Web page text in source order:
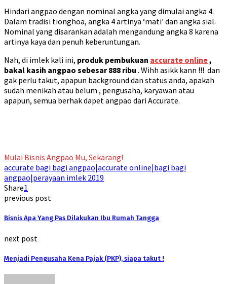
Hindari angpao dengan nominal angka yang dimulai angka 4.
Dalam tradisi tionghoa, angka 4 artinya ‘mati’ dan angka sial.
Nominal yang disarankan adalah mengandung angka 8 karena
artinya kaya dan penuh keberuntungan.
Nah, di imlek kali ini, produk pembukuan accurate online,
bakal kasih angpao sebesar 888 ribu . Wihh asikk kann !!! dan
gak perlu takut, apapun background dan status anda, apakah
sudah menikah atau belum , pengusaha, karyawan atau
apapun, semua berhak dapet angpao dari Accurate.
Mulai Bisnis Angpao Mu, Sekarang!
accurate bagi bagi angpao|accurate online|bagi bagi
angpao|perayaan imlek 2019
Share1
previous post
Bisnis Apa Yang Pas Dilakukan Ibu Rumah Tangga
next post
Menjadi Pengusaha Kena Pajak (PKP), siapa takut !